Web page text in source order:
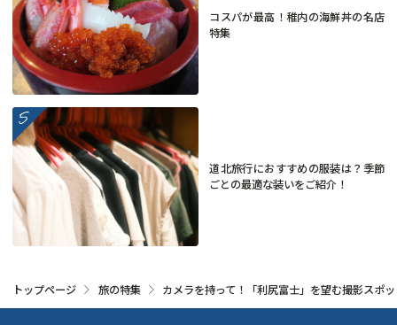
トップページ 旅の特集 カメラを持って！「利尻富士」を望む撮影スポ
コスパが最高！稚内の海鮮丼の名店
特集
道北旅行におすすめの服装は？季節
ごとの最適な装いをご紹介！
more